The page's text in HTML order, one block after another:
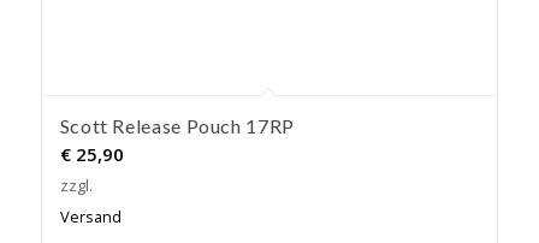
Scott Release Pouch 17RP
€25,90
zzgl.
Versand